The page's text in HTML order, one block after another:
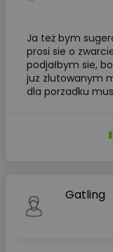
Ja też bym
prosi sie o
podjałbym sie,
juz zlutowanym
dla porzadku
Gatling